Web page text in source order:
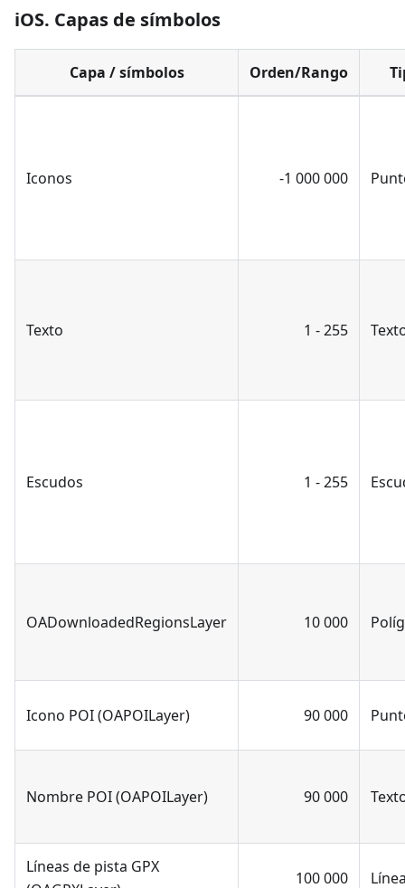
iOS. Capas de símbolos
Capa / símbolos Orden/Rango
Iconos -1 000 000
Texto 1 - 255
Escudos 1 - 255
OADownloadedRegionsLayer 10 000
Icono POI (OAPOILayer) 90 000
Nombre POI (OAPOILayer) 90 000
Líneas de pista GPX
100 000